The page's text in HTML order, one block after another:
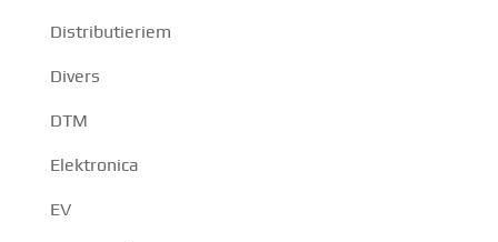
Distributieriem
Divers
DTM
Elektronica
EV